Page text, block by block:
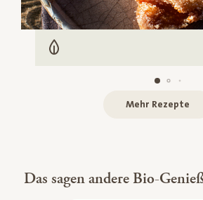
Vegetarisch
Mehr Rezepte
Das sagen andere Bio-